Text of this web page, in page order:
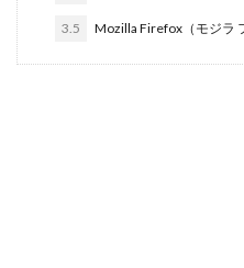
3.5 Mozilla Firefox（モジラ